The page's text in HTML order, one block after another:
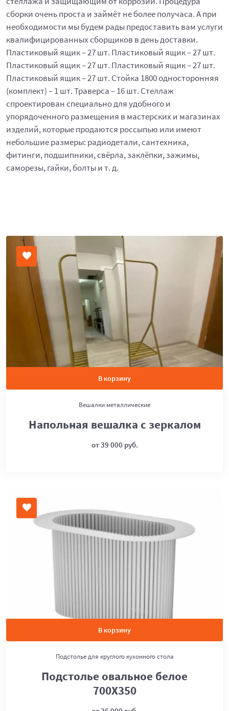
сборки очень проста и займёт не более получаса. А при
необходимости мы будем рады предоставить вам услуги
квалифицированных сборщиков в день доставки.
Пластиковый ящик – 27 шт. Пластиковый ящик – 27 шт.
Пластиковый ящик – 27 шт. Пластиковый ящик – 27 шт.
Пластиковый ящик – 27 шт. Стойка 1800 односторонняя
(комплект) – 1 шт. Траверса – 16 шт. Стеллаж
спроектирован специально для удобного и
упорядоченного размещения в мастерских и магазинах
изделий, которые продаются россыпью или имеют
небольшие размеры: радиодетали, сантехника,
фитинги, подшипники, свёрла, заклёпки, зажимы,
саморезы, гайки, болты и т. д.
В корзину
Вешалки металлические
Напольная вешалка с зеркалом
от 39 000 руб.
В корзину
Подстолье для круглого кухонного стола
Подстолье овальное белое
700Х350